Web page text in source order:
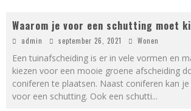
Waarom je voor een schutting moet
admin september 26, 2021 Wonen
Een tuinafscheiding is er in vele vormen en
kiezen voor een mooie groene afscheiding
coniferen te plaatsen. Naast coniferen kan
voor een schutting. Ook een schutti...